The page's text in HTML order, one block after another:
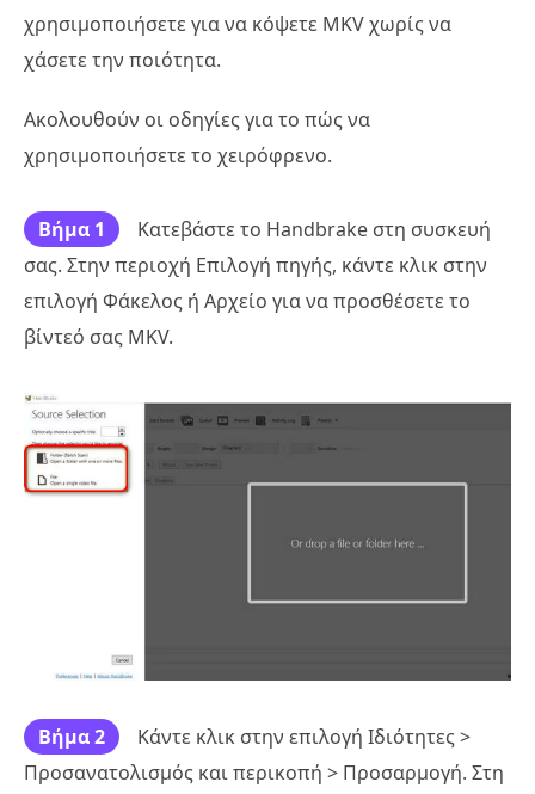
χρησιμοποιήσετε για να κόψετε MKV χωρίς να
χάσετε την ποιότητα.
Ακολουθούν οι οδηγίες για το πώς να
χρησιμοποιήσετε το χειρόφρενο.
Βήμα 1
Κατεβάστε το Handbrake στη συσκευή
σας. Στην περιοχή Επιλογή πηγής, κάντε κλικ στην
επιλογή Φάκελος ή Αρχείο για να προσθέσετε το
βίντεό σας MKV.
Βήμα 2
Κάντε κλικ στην επιλογή Ιδιότητες >
Προσανατολισμός και περικοπή > Προσαρμογή. Στη